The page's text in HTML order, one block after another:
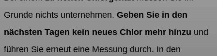
Grunde nichts unternehmen. Geben Sie in den
nächsten Tagen kein neues Chlor mehr hinzu und
führen Sie erneut eine Messung durch. In den